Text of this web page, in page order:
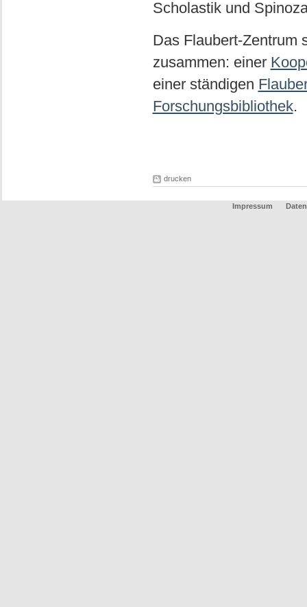
Scholastik und
Das Flaubert-Zentrum
zusammen: einer
einer ständigen
Forschungsbibliothek.
drucken
Impressum